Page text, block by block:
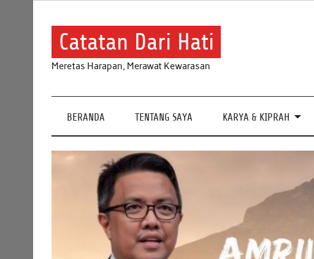
Catatan Dari Hati
Meretas Harapan, Merawat Kewarasan
BERANDA TENTANG SAYA KARYA & KIPRAH